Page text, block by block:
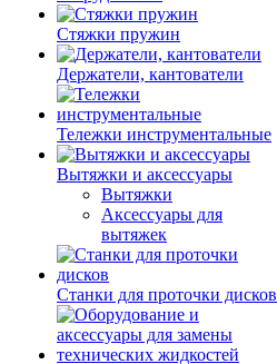
Стяжки пружин
Держатели, кантователи
Тележки инструментальные
Вытяжки и аксессуары
Вытяжки
Аксессуары для
вытяжек
Станки для проточки дисков